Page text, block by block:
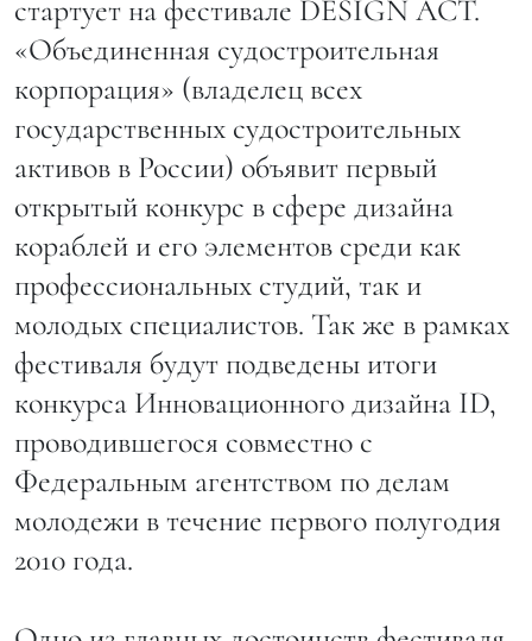
стартует на фестивале DESIGN ACT.
«Объединенная судостроительная
корпорация» (владелец всех
государственных судостроительных
активов в России) объявит первый
открытый конкурс в сфере дизайна
кораблей и его элементов среди как
профессиональных студий, так и
молодых специалистов. Так же в рамках
фестиваля будут подведены итоги
конкурса Инновационного дизайна ID,
проводившегося совместно c
Федеральным агентством по делам
молодежи в течение первого полугодия
2010 года.